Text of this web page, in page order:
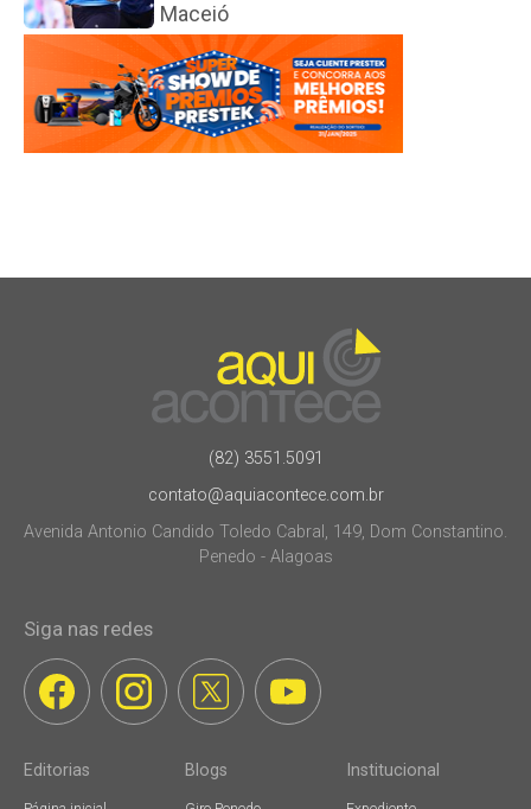
Maceió
(82) 3551.5091
contato@aquiacontece.com.br
Avenida Antonio Candido Toledo Cabral, 149, Dom Constantino.
Penedo - Alagoas
Siga nas redes
Editorias Blogs Institucional